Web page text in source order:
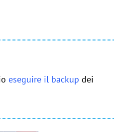
eseguire il backup dei